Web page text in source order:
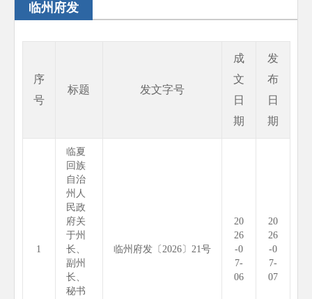
临州府发
序
号
标题 发文字号
成
文
日
期
发
布
日
期
1
临夏
回族
自治
州人
民政
府关
于州
长、
副州
长、
秘书
临州府发〔2026〕21号
20
26
-0
7-
06
20
26
-0
7-
07